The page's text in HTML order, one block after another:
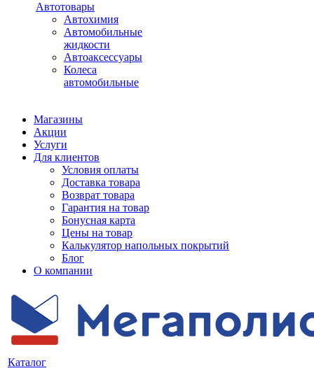
Автотовары
Автохимия
Автомобильные
жидкости
Автоаксессуары
Колеса
автомобильные
Магазины
Акции
Услуги
Для клиентов
Условия оплаты
Доставка товара
Возврат товара
Гарантия на товар
Бонусная карта
Цены на товар
Калькулятор напольных покрытий
Блог
О компании
Каталог